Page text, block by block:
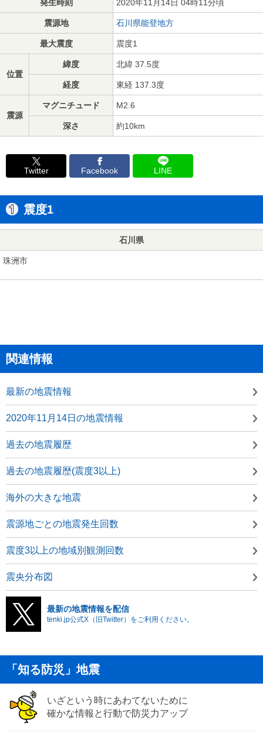
発生時刻 2020年11月14日 04時11分頃
震源地 石川県能登地方
最大震度 震度1
位置
緯度 北緯 37.5度
経度 東経 137.3度
震源
マグニチュード M2.6
深さ 約10km
Twitter Facebook LINE
震度1
石川県
珠洲市
関連情報
最新の地震情報
2020年11月14日の地震情報
過去の地震履歴
過去の地震履歴(震度3以上)
海外の大きな地震
震源地ごとの地震発生回数
震度3以上の地域別観測回数
震央分布図
最新の地震情報を配信
tenki.jp公式X（旧Twitter）をご利用ください。
「知る防災」地震
いざという時にあわてないために
確かな情報と行動で防災力アップ